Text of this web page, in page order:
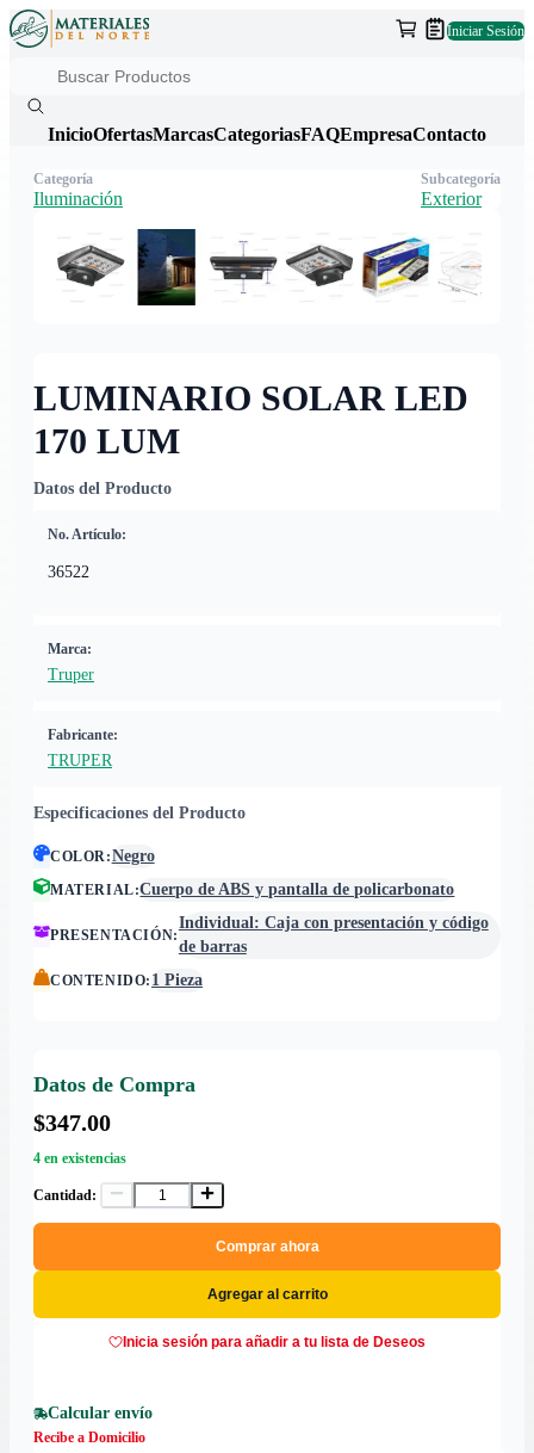
Iniciar Sesión
InicioOfertasMarcasCategoriasFAQEmpresaContacto
LUMINARIO SOLAR LED
170 LUM
Datos del Producto
No. Artículo:
36522
Marca:
Truper
Fabricante:
TRUPER
Especificaciones del Producto
COLOR:Negro
MATERIAL:Cuerpo de ABS y pantalla de policarbonato
PRESENTACIÓN:
Individual: Caja con presentación y código
de barras
CONTENIDO: 1 Pieza
Datos de Compra
$347.00
4 en existencias
Cantidad:
Comprar ahora
Agregar al carrito
Inicia sesión para añadir a tu lista de Deseos
Calcular envío
Recibe a Domicilio
Categoría
Iluminación
Subcategoría
Exterior